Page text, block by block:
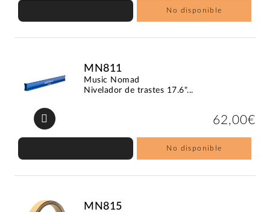
No disponible
MN811
Music Nomad
Nivelador de trastes 17.6"...
62,00€
No disponible
MN815